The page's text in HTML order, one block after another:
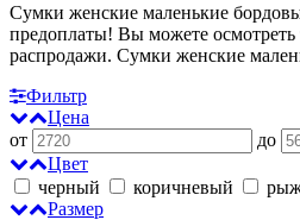
Сумки женские маленькие
предоплаты! Вы можете осмотреть
распродажи. Сумки женские
Фильтр
Цена
от
до
Цвет
черный
коричневый
Размер